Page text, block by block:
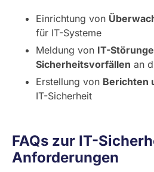
Einrichtung von
für IT-Systeme
Meldung von IT-
Sicherheitsvorfällen an
Erstellung von Berichten
IT-Sicherheit
FAQs zur IT-
Anforderungen